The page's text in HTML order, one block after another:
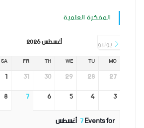
المفكرة العلمية
يوليو أغسطس 2026
MO
TU
WE
TH
FR
SA
27
28
29
30
31
1
3
4
5
6
7
8
Events for
7أغسطس